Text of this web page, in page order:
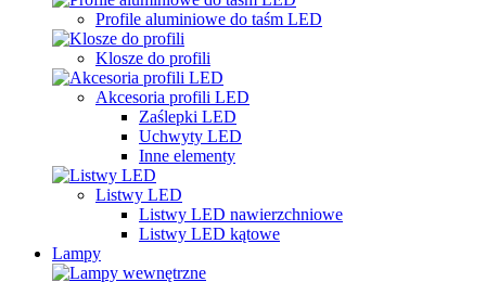
Profile aluminiowe do taśm LED
Klosze do profili
Akcesoria profili LED
Zaślepki LED
Uchwyty LED
Inne elementy
Listwy LED
Listwy LED nawierzchniowe
Listwy LED kątowe
Lampy